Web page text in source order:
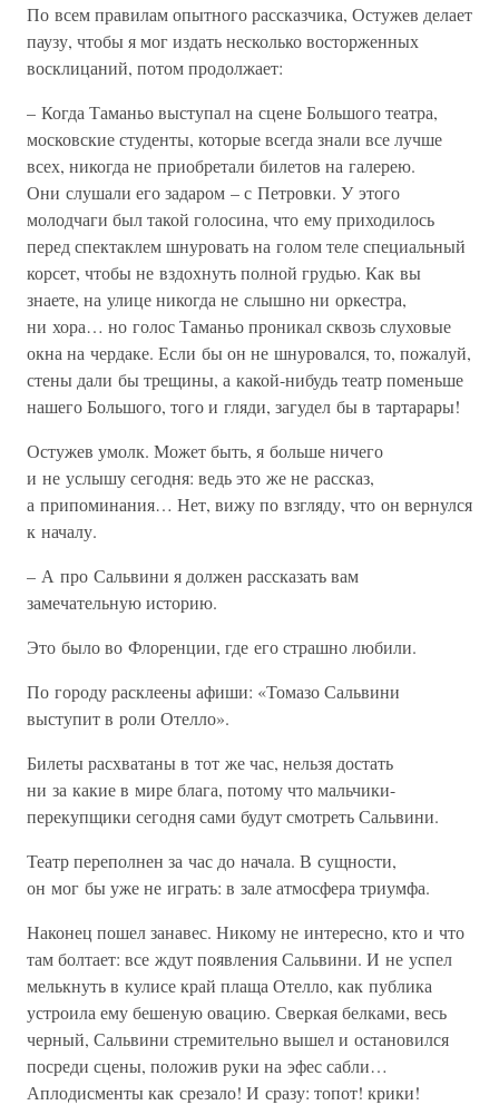
По всем правилам опытного рассказчика, Остужев делает
паузу, чтобы я мог издать несколько восторженных
восклицаний, потом продолжает:
– Когда Таманьо выступал на сцене Большого театра,
московские студенты, которые всегда знали все лучше
всех, никогда не приобретали билетов на галерею.
Они слушали его задаром – с Петровки. У этого
молодчаги был такой голосина, что ему приходилось
перед спектаклем шнуровать на голом теле специальный
корсет, чтобы не вздохнуть полной грудью. Как вы
знаете, на улице никогда не слышно ни оркестра,
ни хора… но голос Таманьо проникал сквозь слуховые
окна на чердаке. Если бы он не шнуровался, то, пожалуй,
стены дали бы трещины, а какой-нибудь театр поменьше
нашего Большого, того и гляди, загудел бы в тартарары!
Остужев умолк. Может быть, я больше ничего
и не услышу сегодня: ведь это же не рассказ,
а припоминания… Нет, вижу по взгляду, что он вернулся
к началу.
– А про Сальвини я должен рассказать вам
замечательную историю.
Это было во Флоренции, где его страшно любили.
По городу расклеены афиши: «Томазо Сальвини
выступит в роли Отелло».
Билеты расхватаны в тот же час, нельзя достать
ни за какие в мире блага, потому что мальчики-
перекупщики сегодня сами будут смотреть Сальвини.
Театр переполнен за час до начала. В сущности,
он мог бы уже не играть: в зале атмосфера триумфа.
Наконец пошел занавес. Никому не интересно, кто и что
там болтает: все ждут появления Сальвини. И не успел
мелькнуть в кулисе край плаща Отелло, как публика
устроила ему бешеную овацию. Сверкая белками, весь
черный, Сальвини стремительно вышел и остановился
посреди сцены, положив руки на эфес сабли…
Аплодисменты как срезало! И сразу: топот! крики!